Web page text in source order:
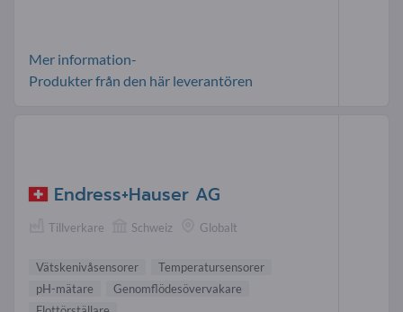
Mer information-
Produkter från den här leverantören
Endress+Hauser AG
Tillverkare Schweiz Globalt
Vätskenivåsensorer
Temperatursensorer
pH-mätare
Genomflödesövervakare